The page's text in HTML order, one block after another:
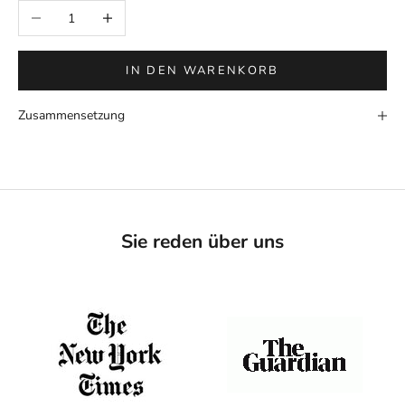
Anzahl verringernAnzahl erhöhen
IN DEN WARENKORB
Zusammensetzung
Sie reden über uns